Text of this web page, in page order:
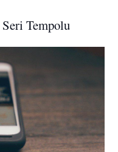
Tempolu